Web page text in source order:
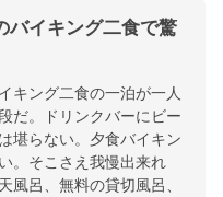
バイキング二食で驚
キング二食の一泊が一人
だ。ドリンクバーにビー
堪らない。夕食バイキン
。そこさえ我慢出来れ
風呂、無料の貸切風呂、